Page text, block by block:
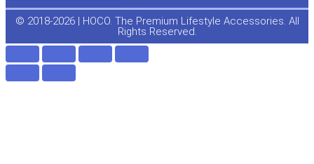
-
f
© 2018-2026 | HOCO. The Premium Lifestyle Accessories. All
Rights Reserved.